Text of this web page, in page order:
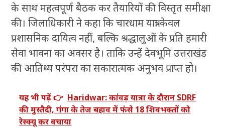
के साथ महत्वपूर्ण बैठक कर तैयारियों की विस्तृत समीक्षा
की। जिलाधिकारी ने कहा कि चारधाम यात्रा केवल
प्रशासनिक दायित्व नहीं, बल्कि श्रद्धालुओं के प्रति हमारी
सेवा भावना का अवसर है। ताकि उन्हें देवभूमि उत्तराखंड
की आतिथ्य परंपरा का सकारात्मक अनुभव प्राप्त हो।
यह भी पढ़ें 👉 Haridwar: कांवड़ यात्रा के दौरान SDRF
की मुस्तैदी, गंगा के तेज बहाव में फंसे 18 शिवभक्तों को
रेस्क्यू कर बचाया